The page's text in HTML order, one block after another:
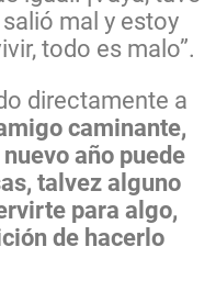
mal y estoy
todo es malo”.
directamente a
caminante,
nuevo año puede
talvez alguno
para algo,
de hacerlo